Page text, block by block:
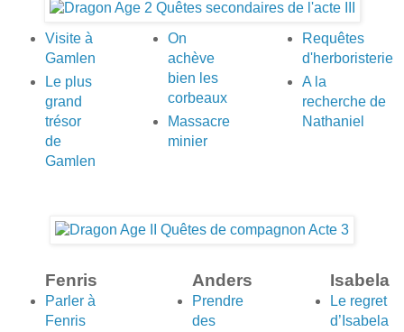
Visite à
Gamlen
Le plus
grand
trésor
de
Gamlen
On
achève
bien les
corbeaux
Massacre
minier
Requêtes
d'herboristerie
A la
recherche de
Nathaniel
Fenris
Parler à
Fenris
Anders
Prendre
des
Isabela
Le regret
d’Isabela